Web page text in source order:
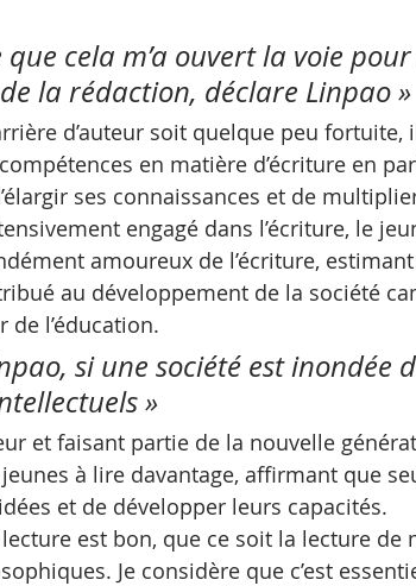
que cela m’a ouvert la voie
la rédaction, déclare Linpao »
d’auteur soit quelque peu fortuite,
en matière d’écriture en
ses connaissances et de
engagé dans l’écriture, le
amoureux de l’écriture,
au développement de la société
de l’éducation.
si une société est inondée
»
et faisant partie de la nouvelle
à lire davantage, affirmant que
et de développer leurs capacités.
est bon, que ce soit la lecture de
Je considère que c’est